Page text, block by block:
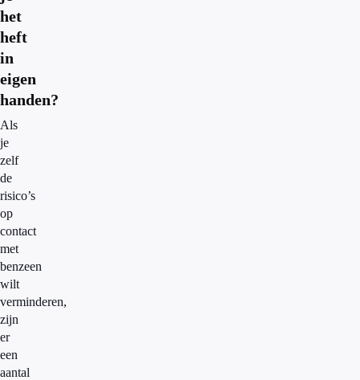
het
heft
in
eigen
handen?
Als
je
zelf
de
risico’s
op
contact
met
benzeen
wilt
verminderen,
zijn
er
een
aantal